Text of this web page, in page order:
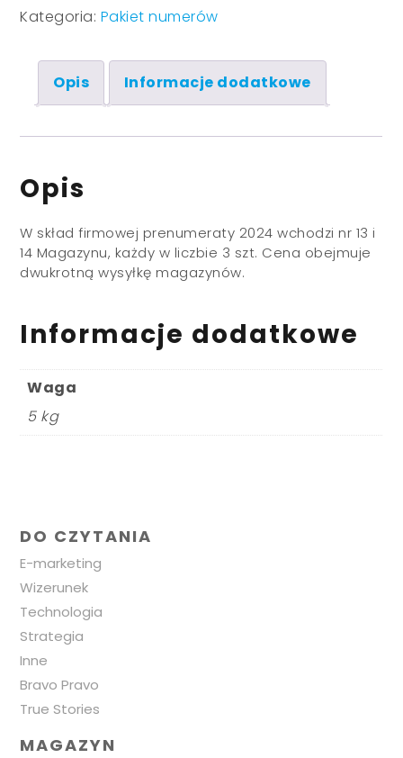
2024
Kategoria: Pakiet numerów
Opis Informacje dodatkowe
Opis
W skład firmowej prenumeraty 2024 wchodzi nr 13 i
14 Magazynu, każdy w liczbie 3 szt. Cena obejmuje
dwukrotną wysyłkę magazynów.
Informacje dodatkowe
Waga
5 kg
DO CZYTANIA
E-marketing
Wizerunek
Technologia
Strategia
Inne
Bravo Pravo
True Stories
MAGAZYN